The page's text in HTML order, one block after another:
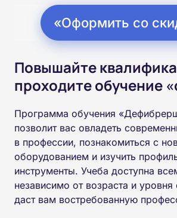
«Оформить со
Повышайте
проходите обучение
Программа обучения
позволит вас овладеть
в профессии, познакомиться с
оборудованием и изучить
инструменты. Учеба доступна
независимо от возраста и
даст вам востребованную